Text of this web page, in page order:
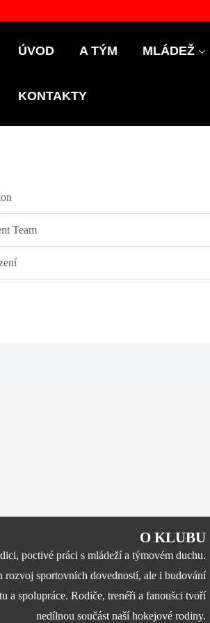
ÚVOD A TÝM MLÁDEŽ
KONTAKTY
Team
O KLUBU
poctivé práci s mládeží a týmovém duchu.
rozvoj sportovních dovedností, ale i budování
a spolupráce. Rodiče, trenéři a fanoušci tvoří
nedílnou součást naší hokejové rodiny.